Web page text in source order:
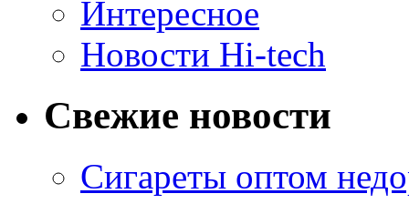
Интересное
Новости Hi-tech
Свежие новости
Сигареты оптом